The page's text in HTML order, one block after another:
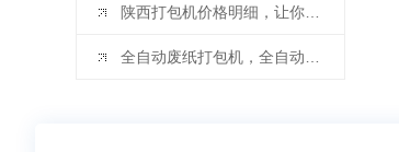
陕西打包机价格明细，让你一目了然
全自动废纸打包机，全自动废纸打包机厂家教你如何挑选废纸打包机